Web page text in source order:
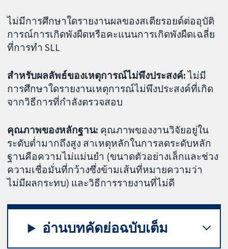
ไม่มีการศึกษาใดรายงานผลของสเตียรอยด์ต่ออุบัติ
การณ์การเกิดพังผืดหรือคะแนนการเกิดพังผืดเฉลี่ย
ที่การทำ SLL
สำหรับผลลัพธ์ของเหตุการณ์ไม่พึงประสงค์:ไม่มี
การศึกษาใดรายงานเหตุการณ์ไม่พึงประสงค์ที่เกิด
จากวิธีการที่กำลังตรวจสอบ
คุณภาพของหลักฐาน: คุณภาพของงานวิจัยอยู่ใน
ระดับต่ำมากถึงสูง สาเหตุหลักในการลดระดับหลัก
ฐานคือความไม่แม่นยำ (ขนาดตัวอย่างเล็กและช่วง
ความเชื่อมั่นที่กว้างซึ่งข้ามเส้นที่หมายความว่า
ไม่มีผลกระทบ) และวิธีการรายงานที่ไม่ดี
อ่านบทคัดย่อฉบับเต็ม